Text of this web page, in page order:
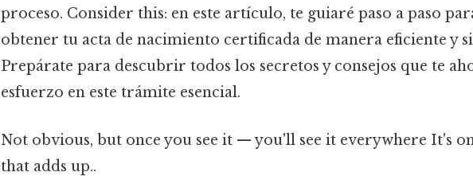
proceso. Consider this: en este artículo, te guiaré paso a paso
obtener tu acta de nacimiento certificada de manera eficiente y
Prepárate para descubrir todos los secretos y consejos que te
esfuerzo en este trámite esencial.
Not obvious, but once you see it — you'll see it everywhere It's
that adds up..